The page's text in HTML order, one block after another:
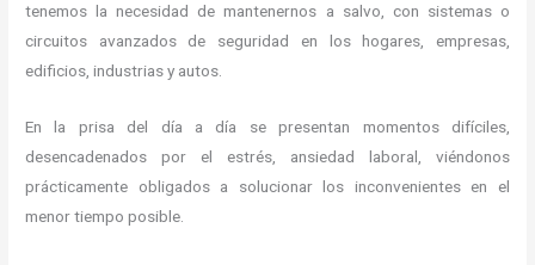
tenemos la necesidad de mantenernos a salvo, con sistemas o
circuitos avanzados de seguridad en los hogares, empresas,
edificios, industrias y autos.
En la prisa del día a día se presentan momentos difíciles,
desencadenados por el estrés, ansiedad laboral, viéndonos
prácticamente obligados a solucionar los inconvenientes en el
menor tiempo posible.